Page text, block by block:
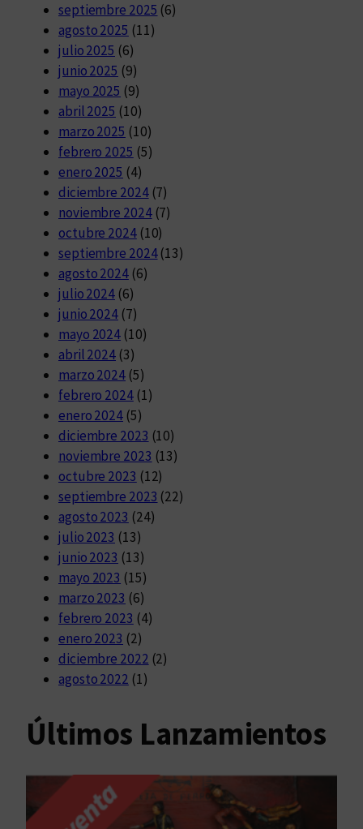
septiembre 2025 (6)
agosto 2025 (11)
julio 2025 (6)
junio 2025 (9)
mayo 2025 (9)
abril 2025 (10)
marzo 2025 (10)
febrero 2025 (5)
enero 2025 (4)
diciembre 2024(7)
noviembre 2024(7)
octubre 2024(10)
septiembre 2024(13)
agosto 2024(6)
julio 2024 (6)
junio 2024 (7)
mayo 2024 (10)
abril 2024 (3)
marzo 2024 (5)
febrero 2024(1)
enero 2024 (5)
diciembre 2023 (10)
noviembre 2023 (13)
octubre 2023 (12)
septiembre 2023 (22)
agosto 2023 (24)
julio 2023 (13)
junio 2023 (13)
mayo 2023 (15)
marzo 2023 (6)
febrero 2023 (4)
enero 2023 (2)
diciembre 2022 (2)
agosto 2022 (1)
Últimos Lanzamientos